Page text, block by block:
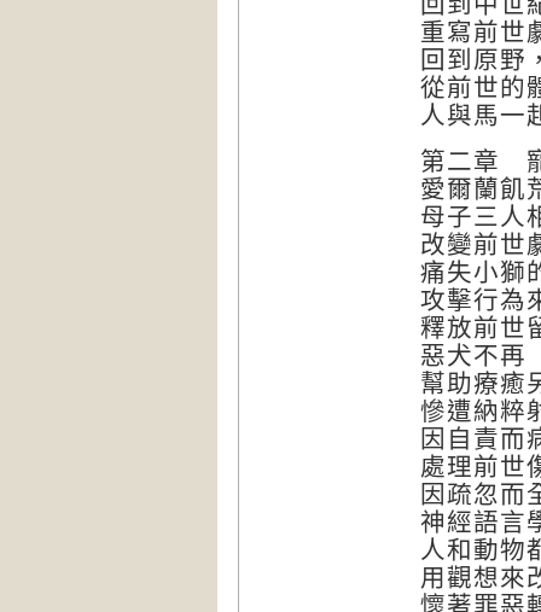
重寫前世
回到原野
從前世的
人與馬一
第二章
愛爾蘭飢
母子三人
改變前世
痛失小獅
攻擊行為
釋放前世
惡犬不再
幫助療癒
慘遭納粹
因自責而
處理前世
因疏忽而
神經語言
人和動物
用觀想來
懷著罪惡